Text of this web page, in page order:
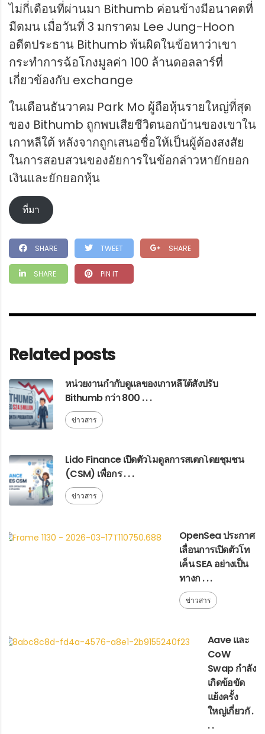
ไม่กี่เดือนที่ผ่านมา Bithumb ค่อนข้างมีอนาคตที่
มืดมน เมื่อวันที่ 3 มกราคม Lee Jung-Hoon
อดีตประธาน Bithumb พ้นผิดในข้อหาว่าเขา
กระทำการฉ้อโกงมูลค่า 100 ล้านดอลลาร์ที่
เกี่ยวข้องกับ exchange
ในเดือนธันวาคม Park Mo ผู้ถือหุ้นรายใหญ่ที่สุด
ของ Bithumb ถูกพบเสียชีวิตนอกบ้านของเขาใน
เกาหลีใต้ หลังจากถูกเสนอชื่อให้เป็นผู้ต้องสงสัย
ในการสอบสวนของอัยการในข้อกล่าวหายักยอก
เงินและยักยอกหุ้น
ที่มา
SHARE TWEET SHARE
SHARE PIN IT
Related posts
หน่วยงานกำกับดูแลของเกาหลีใต้สั่งปรับ
Bithumb กว่า 800 . . .
ข่าวสาร
Lido Finance เปิดตัวโมดูลการสเตกโดยชุมชน
(CSM) เพื่อกร . . .
ข่าวสาร
OpenSea ประกาศ
เลื่อนการเปิดตัวโท
เค็น SEA อย่างเป็น
ทางก . . .
ข่าวสาร
Aave และ
CoW
Swap กำลัง
เกิดข้อขัด
แย้งครั้ง
ใหญ่เกี่ยวกั .
. .